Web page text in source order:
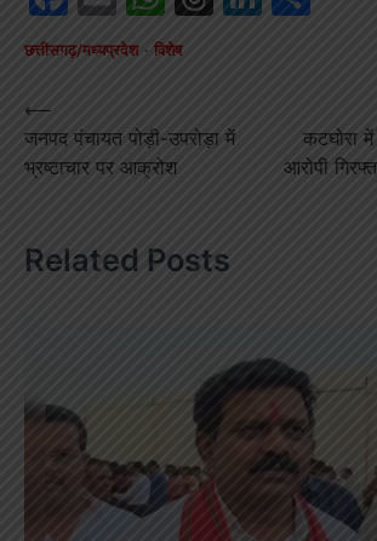
छत्तीसगढ़/मध्यप्रदेश विशेष
Post
navigation
⟵
जनपद पंचायत पोड़ी-उपरोड़ा में
भ्रष्टाचार पर आक्रोश
कटघोरा
आरोपी
Related Posts